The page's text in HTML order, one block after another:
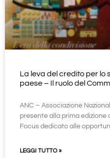
La leva del credito per lo
paese – Il ruolo del
ANC – Associazione
presente alla prima edizione
Focus dedicato alle
LEGGI TUTTO »